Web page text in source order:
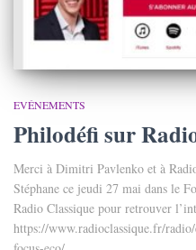
EVÉNEMENTS
Philodéfi sur
Merci à Dimitri Pavlenko et à
Stéphane ce jeudi 27 mai dans le
Radio Classique pour retrouver
https://www.radioclassique.fr/